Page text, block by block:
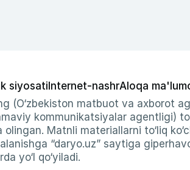
siyosati Internet-nashrAloqa
(O‘zbekiston matbuot va axborot
kommunikatsiyalar agentligi)
Matnli materiallarni to‘liq
“daryo.uz” saytiga
yo‘l qo‘yiladi.